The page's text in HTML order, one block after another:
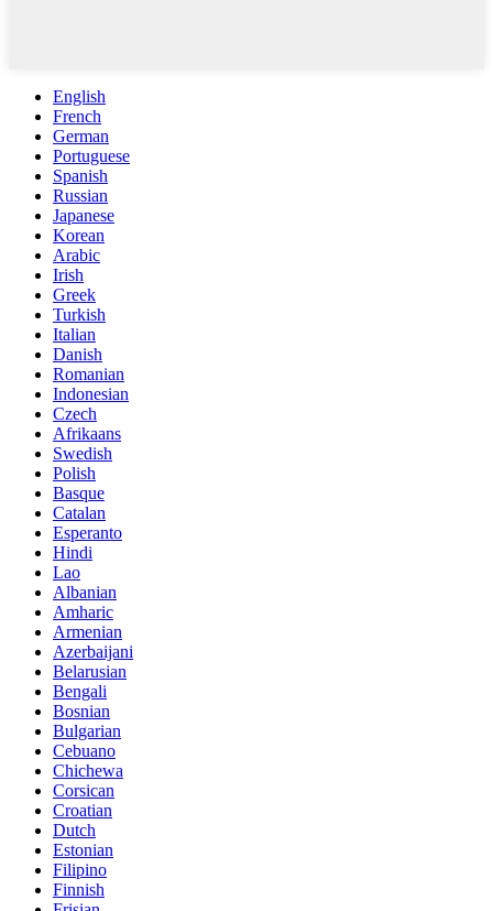
English
French
German
Portuguese
Spanish
Russian
Japanese
Korean
Arabic
Irish
Greek
Turkish
Italian
Danish
Romanian
Indonesian
Czech
Afrikaans
Swedish
Polish
Basque
Catalan
Esperanto
Hindi
Lao
Albanian
Amharic
Armenian
Azerbaijani
Belarusian
Bengali
Bosnian
Bulgarian
Cebuano
Chichewa
Corsican
Croatian
Dutch
Estonian
Filipino
Finnish